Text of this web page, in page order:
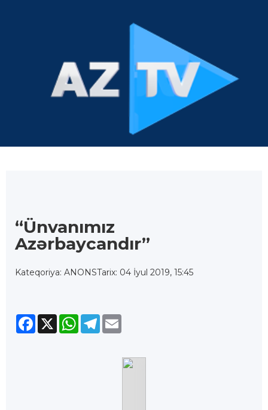
“Ünvanımız
Azərbaycandır”
Kateqoriya: ANONSTarix: 04 İyul 2019, 15:45
Facebook
X WhatsApp
Telegram